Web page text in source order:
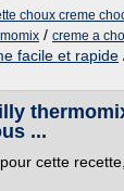
choux creme
/ creme a
facile et rapide
...
cette